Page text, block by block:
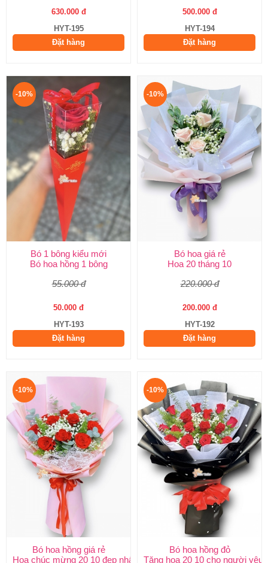
630.000 đ
HYT-195
Đặt hàng
500.000 đ
HYT-194
Đặt hàng
-10%
Bó 1 bông kiểu mới
Bó hoa hồng 1 bông
55.000 đ
50.000 đ
HYT-193
Đặt hàng
-10%
Bó hoa giá rẻ
Hoa 20 tháng 10
220.000 đ
200.000 đ
HYT-192
Đặt hàng
-10%
Bó hoa hồng giá rẻ
Hoa chúc mừng 20 10 đẹp nhất
-10%
Bó hoa hồng đỏ
Tặng hoa 20 10 cho người yêu